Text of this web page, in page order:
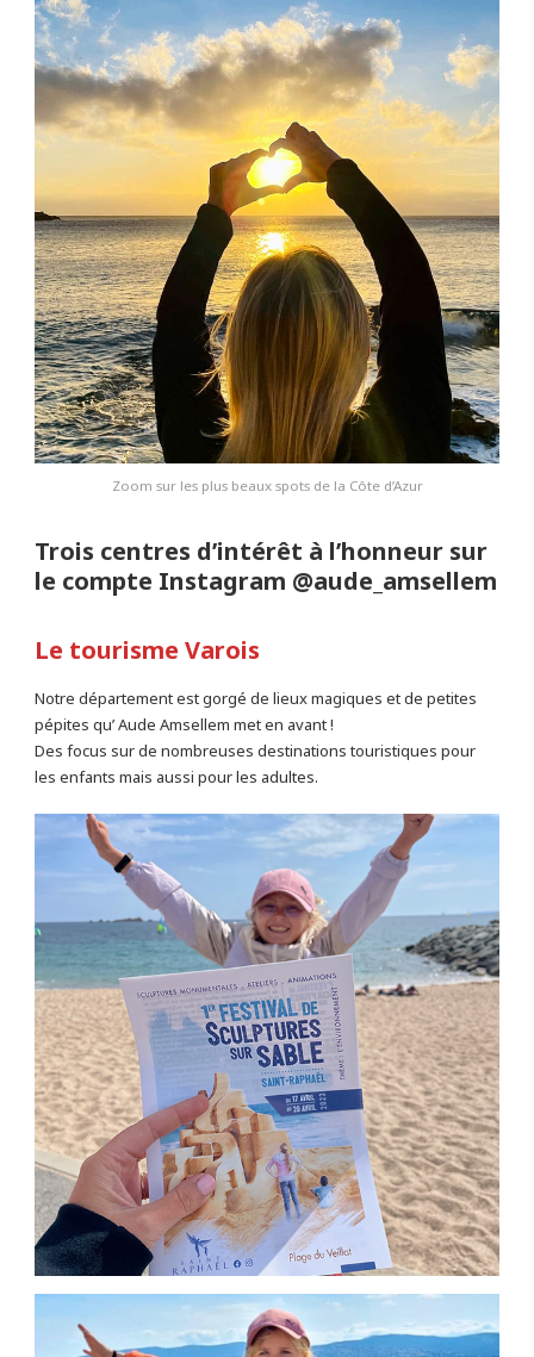
Zoom sur les plus beaux spots de la Côte d’Azur
Trois centres d’intérêt à l’honneur sur
le compte Instagram @aude_amsellem
Le tourisme Varois
Notre département est gorgé de lieux magiques et de petites
pépites qu’ Aude Amsellem met en avant !
Des focus sur de nombreuses destinations touristiques pour
les enfants mais aussi pour les adultes.